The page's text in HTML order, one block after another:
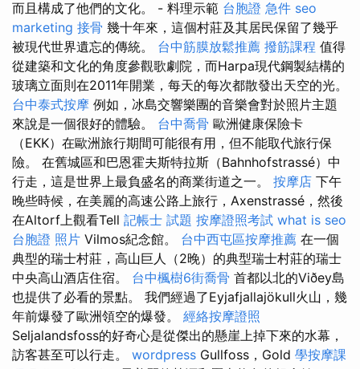
而且構成了他們的文化。 - 料理示範 台胞證 急件 seo
marketing 接骨 幾十年來，這個村莊及其居民保留了幾乎
被現代世界遺忘的傳統。 台中筋膜放鬆推薦 撥筋課程 值得
從建築和文化的角度參觀歌劇院，而Harpa現代鋼製結構的
玻璃立面則在2011年開業，每天的每次都散發出天空的光。
台中泰式按摩 例如，冰島交響樂團的音樂會對於照片主題
來說是一個很好的體驗。 台中喬骨 歐洲健康保險卡
（EKK）在歐洲旅行期間可能很有用，但不能取代旅行保
險。 在舊城區和巴恩霍夫斯特拉斯（Bahnhofstrassé）中
行走，這是世界上最負盛名的商業街道之一。 按摩店 下午
晚些時候，在美麗的高速公路上旅行，Axenstrassé，然後
在Altorf上觀看Tell 記帳士 試題 按摩證照考試 what is seo
台胞證 照片 Vilmos紀念館。 台中西屯區按摩推薦 在一個
典型的瑞士村莊，高山巨人（2晚）的典型瑞士村莊的瑞士
中央高山酒店住宿。 台中楓樹6街喬骨 首都以北的Viðey島
也提供了必看的景點。 我們經過了Eyjafjallajökull火山，幾
年前爆發了歐洲領空的爆發。 經絡按摩證照
Seljalandsfoss的好奇心是從傑出的懸崖上掉下來的水幕，
訪客甚至可以行走。 wordpress Gullfoss，Gold 學按摩課